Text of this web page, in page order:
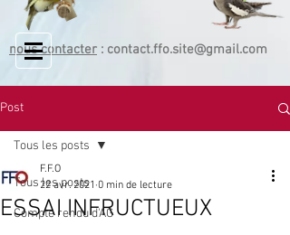
nous contacter : contact.ffo.site@gmail.com
Post
Tous les posts
Compte rendu d'AG
Tous les posts
ESSAI INFRUCTUEUX
F.F.O
22 avr. 2021 0 min de lecture